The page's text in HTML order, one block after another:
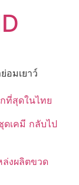
อมเยาว์
ที่สุดในไทย
เคมี กลับไป
งผลิตขวด